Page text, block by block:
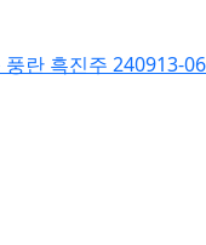
풍란 흑진주 240913-06